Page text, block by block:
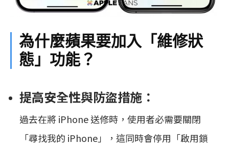
為什麼蘋果要加入「維修狀
態」功能？
提高安全性與防盜措施：
過去在將 iPhone 送修時，使用者必需要關閉
「尋找我的 iPhone」，這同時會停用「啟用鎖